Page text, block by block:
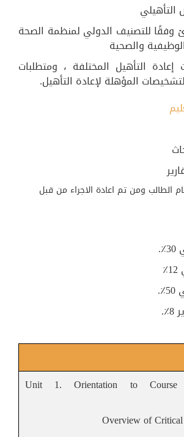
وفقًا للتصنيف الدولي لمنظمة الصحة
والصحية
إعادة التأهيل المختلفة ، ومتطلبات
المؤهلة لإعادة التأهيل.
الطالب ومن تم اعادة الاجراء من قبل
Unit 1. Orientation to Course